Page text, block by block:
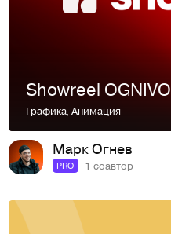
Showreel OGNIVO
Графика,Анимация
Марк Огнев
PRO 1 соавтор